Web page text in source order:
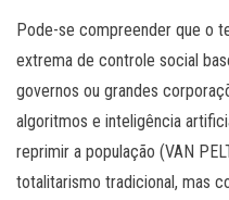
Pode-se compreender que o
extrema de controle social
governos ou grandes
algoritmos e inteligência
reprimir a população (VAN
totalitarismo tradicional, mas